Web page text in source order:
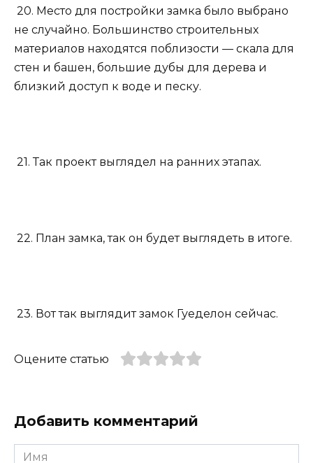
20. Место для постройки замка было выбрано
не случайно. Большинство строительных
материалов находятся поблизости — скала для
стен и башен, большие дубы для дерева и
близкий доступ к воде и песку.
21. Так проект выглядел на ранних этапах.
22. План замка, так он будет выглядеть в итоге.
23. Вот так выглядит замок Гуеделон сейчас.
Оцените статью
Добавить комментарий
Имя